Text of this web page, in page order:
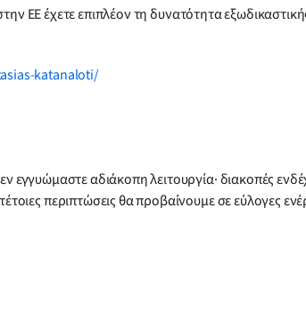
ΕΕ έχετε επιπλέον τη δυνατότητα
katanaloti/
αδιάκοπη λειτουργία· διακοπές
περιπτώσεις θα προβαίνουμε σε εύλογες